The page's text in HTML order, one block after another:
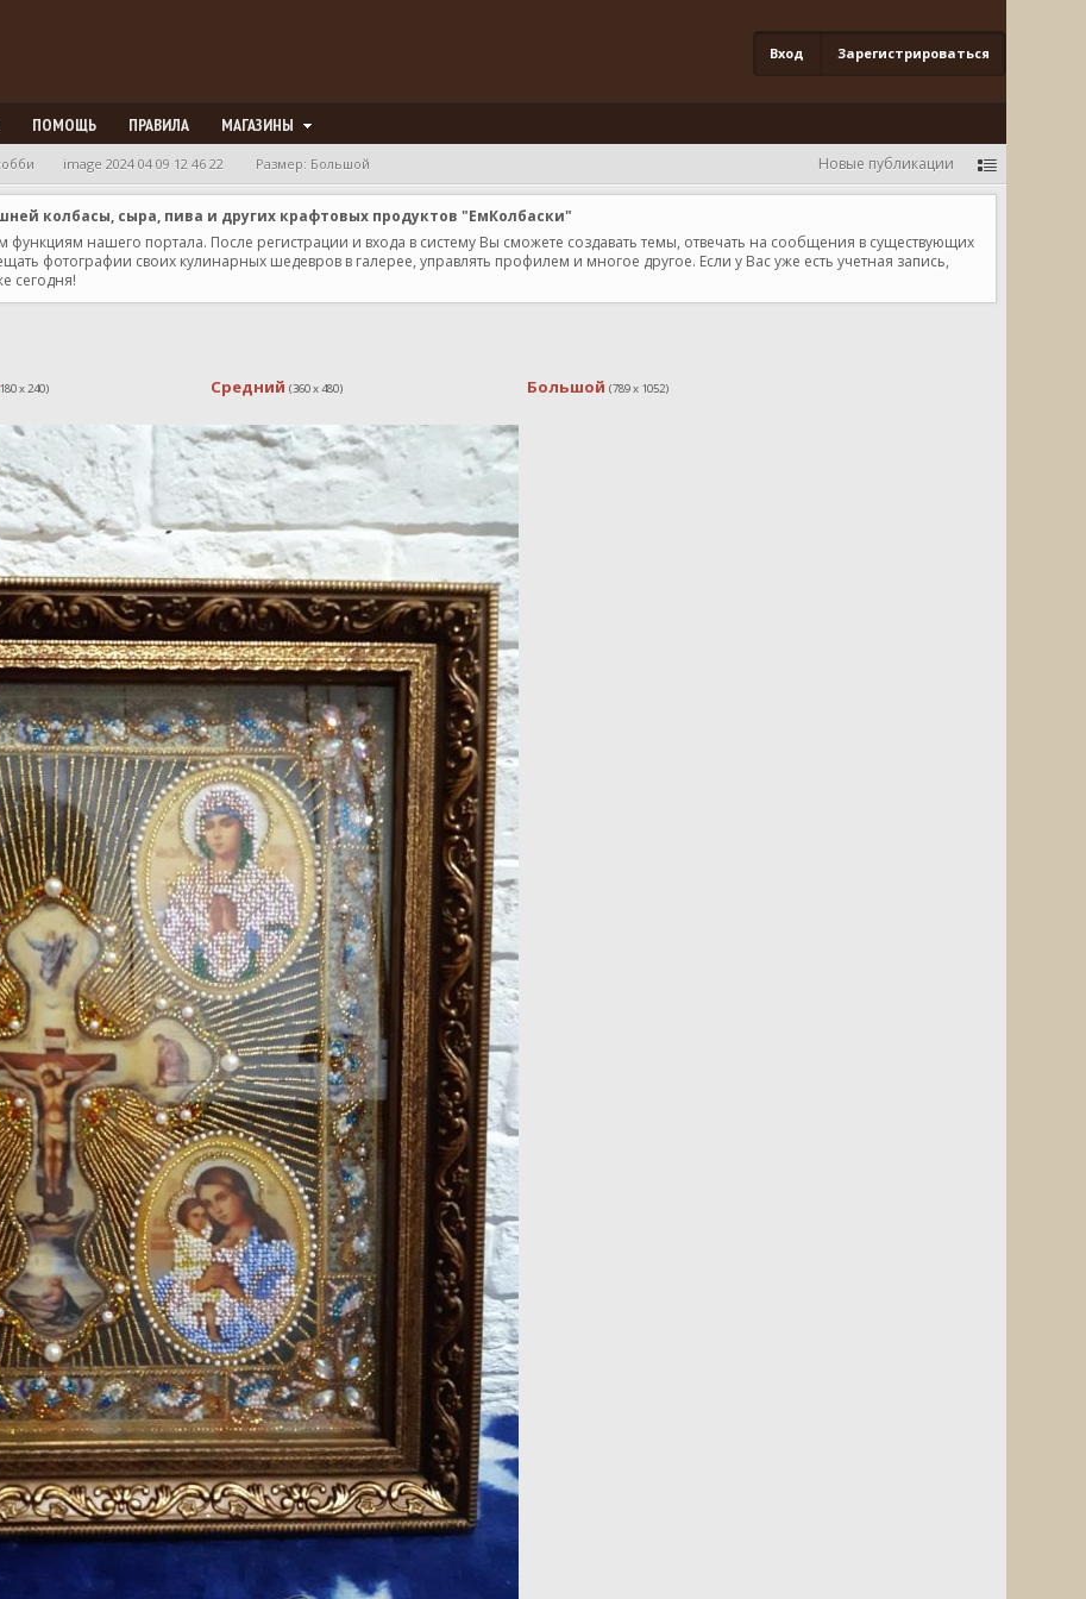
Вход Зарегистрироваться
ПОМОЩЬ ПРАВИЛА МАГАЗИНЫ
image 2024 04 09 12 46 22 Размер: Большой Новые публикации
колбасы, сыра, пива и других крафтовых продуктов "ЕмКолбаски"
функциям нашего портала. После регистрации и входа в систему Вы сможете создавать темы, отвечать на сообщения в существующих
фотографии своих кулинарных шедевров в галерее, управлять профилем и многое другое. Если у Вас уже есть учетная запись,
сегодня!
x 240) Средний (360 x 480) Большой (789 x 1052)